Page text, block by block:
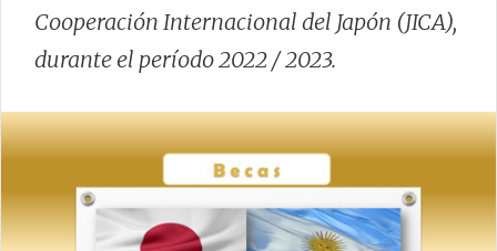
Cooperación Internacional del Japón (JICA),
durante el período 2022 / 2023.